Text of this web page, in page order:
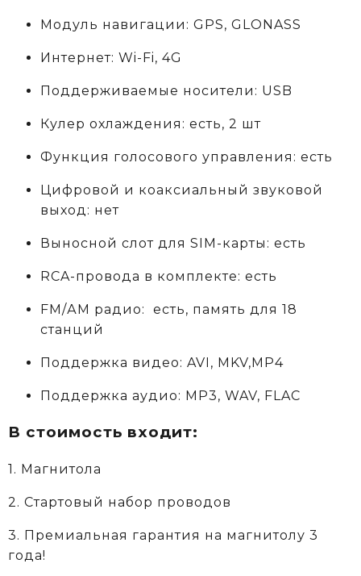
Модуль навигации: GPS, GLONASS
Интернет: Wi-Fi, 4G
Поддерживаемые носители: USB
Кулер охлаждения: есть, 2 шт
Функция голосового управления: есть
Цифровой и коаксиальный звуковой
выход: нет
Выносной слот для SIM-карты: есть
RCA-провода в комплекте: есть
FM/АM радио: есть, память для 18
станций
Поддержка видео: AVI, MKV,MP4
Поддержка аудио: MP3, WAV, FLAC
В стоимость входит:
1. Магнитола
2. Стартовый набор проводов
3. Премиальная гарантия на магнитолу 3
года!